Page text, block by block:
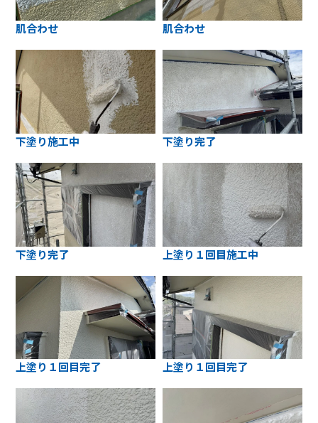
肌合わせ 肌合わせ
下塗り施工中 下塗り完了
下塗り完了 上塗り１回目施工中
上塗り１回目完了 上塗り１回目完了